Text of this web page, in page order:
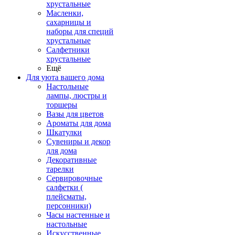
хрустальные
Масленки,
сахарницы и
наборы для специй
хрустальные
Салфетники
хрустальные
Ещё
Для уюта вашего дома
Настольные
лампы, люстры и
торшеры
Вазы для цветов
Ароматы для дома
Шкатулки
Сувениры и декор
для дома
Декоративные
тарелки
Сервировочные
салфетки (
плейсматы,
персонники)
Часы настенные и
настольные
Искусственные